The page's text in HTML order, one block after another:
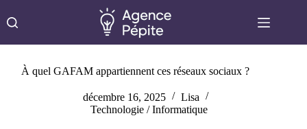
au
contenu
À quel GAFAM appartiennent ces réseaux sociaux ?
décembre 16, 2025
Lisa
Technologie / Informatique